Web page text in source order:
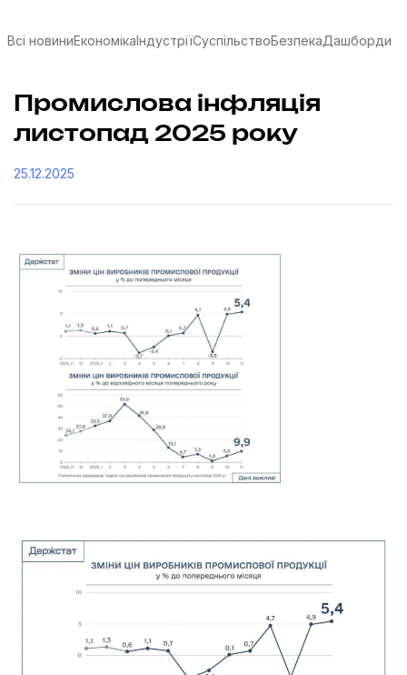
Всі новиниЕкономікаІндустріїСуспільствоБезпекаДашборди
Промислова інфляція
листопад 2025 року
25.12.2025